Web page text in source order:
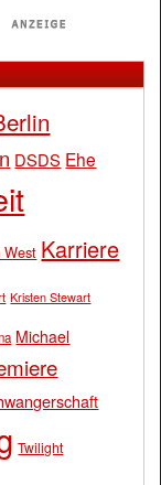
DSDS Ehe
West Karriere
Kristen Stewart
Michael
Twilight